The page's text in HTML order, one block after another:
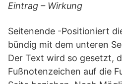
Eintrag – Wirkung
Seitenende -Positioniert
bündig mit dem unteren
Der Text wird so gesetzt,
Fußnotenzeichen auf die